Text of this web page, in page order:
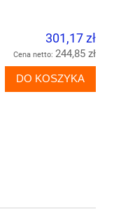
301,17 zł
Cena netto: 244,85 zł
DO KOSZYKA